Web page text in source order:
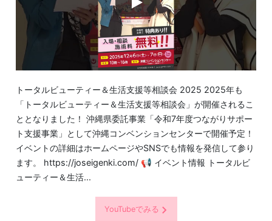
トータルビューティー＆生活支援等相談会 2025 2025年も
「トータルビューティー＆生活支援等相談会」が開催されるこ
ととなりました！ 沖縄県委託事業「令和7年度つながりサポー
ト支援事業」として沖縄コンベンションセンターで開催予定！
イベントの詳細はホームページやSNSでも情報を発信して参り
ます。 https://joseigenki.com/ 📢 イベント情報 トータルビ
ューティー＆生活...
YouTubeでみる